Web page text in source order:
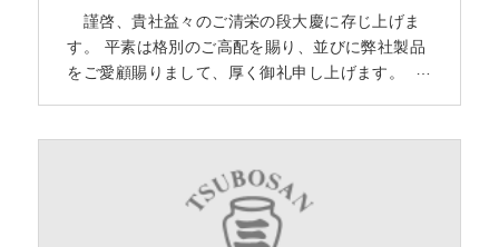
謹啓、貴社益々のご清栄の段大慶に存じ上げま
す。 平素は格別のご高配を賜り、並びに弊社製品
をご愛顧賜りまして、厚く御礼申し上げます。
連企業の廃業もしくはその企業の職人の高齢化等
に伴い、自社生産によるコストアップが避けられ
なくなりました。 弊社は更